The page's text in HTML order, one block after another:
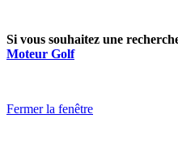
Si vous souhaitez une
Moteur Golf
Fermer la fenêtre